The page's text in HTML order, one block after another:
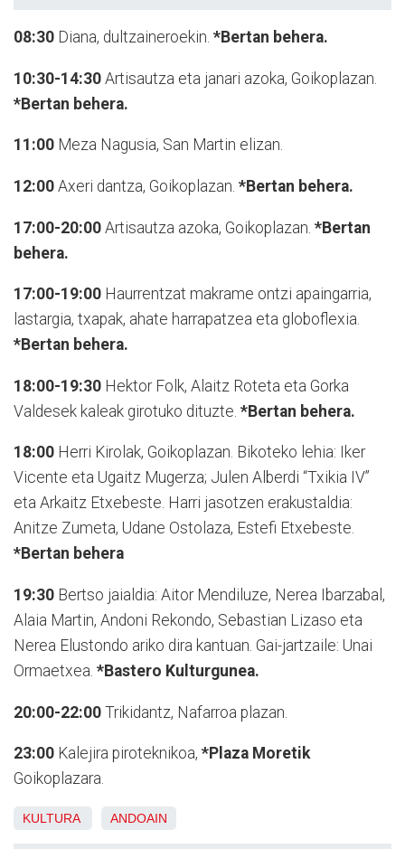
08:30 Diana, dultzaineroekin. *Bertan behera.
10:30-14:30 Artisautza eta janari azoka, Goikoplazan.
*Bertan behera.
11:00 Meza Nagusia, San Martin elizan.
12:00 Axeri dantza, Goikoplazan. *Bertan behera.
17:00-20:00 Artisautza azoka, Goikoplazan. *Bertan
behera.
17:00-19:00 Haurrentzat makrame ontzi apaingarria,
lastargia, txapak, ahate harrapatzea eta globoflexia.
*Bertan behera.
18:00-19:30 Hektor Folk, Alaitz Roteta eta Gorka
Valdesek kaleak girotuko dituzte. *Bertan behera.
18:00 Herri Kirolak, Goikoplazan. Bikoteko lehia: Iker
Vicente eta Ugaitz Mugerza; Julen Alberdi “Txikia IV”
eta Arkaitz Etxebeste. Harri jasotzen erakustaldia:
Anitze Zumeta, Udane Ostolaza, Estefi Etxebeste.
*Bertan behera
19:30 Bertso jaialdia: Aitor Mendiluze, Nerea Ibarzabal,
Alaia Martin, Andoni Rekondo, Sebastian Lizaso eta
Nerea Elustondo ariko dira kantuan. Gai-jartzaile: Unai
Ormaetxea. *Bastero Kulturgunea.
20:00-22:00 Trikidantz, Nafarroa plazan.
23:00 Kalejira piroteknikoa, *Plaza Moretik
Goikoplazara.
KULTURA ANDOAIN